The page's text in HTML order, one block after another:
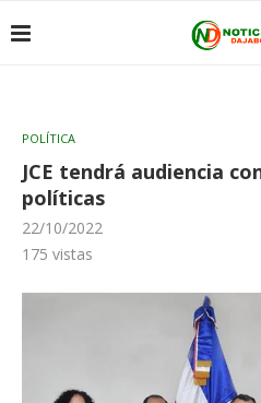
POLÍTICA
JCE tendrá audiencia
políticas
22/10/2022
175 vistas